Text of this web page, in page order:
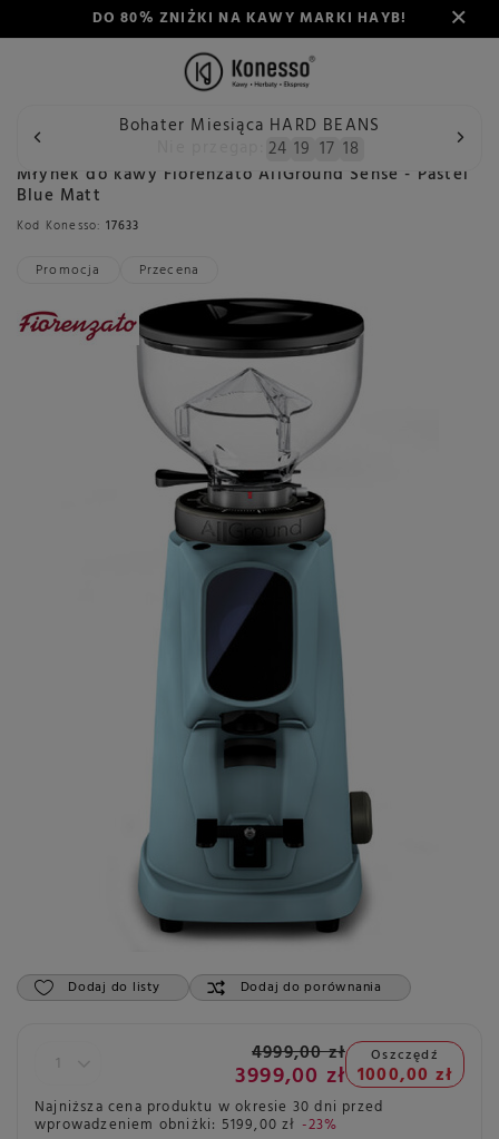
DO 80% ZNIŻKI NA KAWY MARKI HAYB!
Bohater Miesiąca HARD BEANS
24 19 17 17
Wstecz Konesso Młynki Rodzaj Automatyczny
Promocja Przecena
Młynek do kawy Fiorenzato AllGround Sense - Pastel
Blue Matt
Kod Konesso: 17633
Dodaj do listy Dodaj do porównania
4999,00 zł
3999,00 zł
Oszczędź
1000,00 zł
Najniższa cena produktu w okresie 30 dni przed
wprowadzeniem obniżki: 5199,00 zł -23%